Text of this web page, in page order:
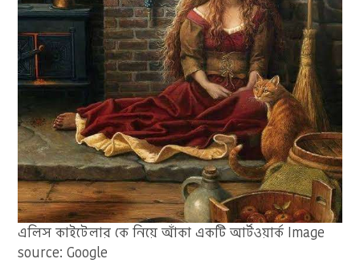
এলিস কাইটেলার কে নিয়ে আঁকা একটি আর্টওয়ার্ক Image
source: Google